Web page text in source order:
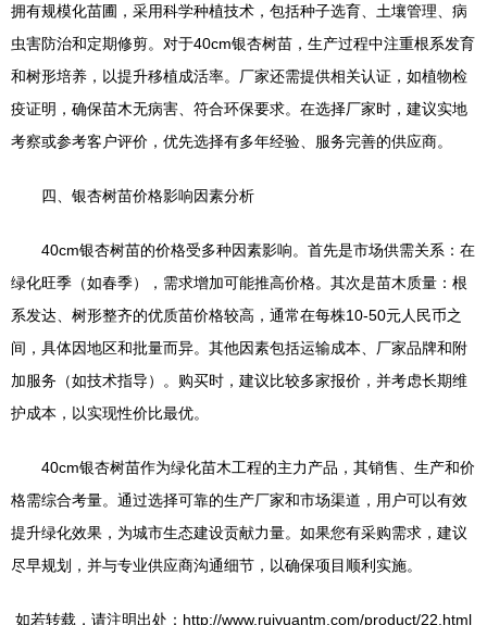
拥有规模化苗圃，采用科学种植技术，包括种子选育、土壤管理、病
虫害防治和定期修剪。对于40cm银杏树苗，生产过程中注重根系发育
和树形培养，以提升移植成活率。厂家还需提供相关认证，如植物检
疫证明，确保苗木无病害、符合环保要求。在选择厂家时，建议实地
考察或参考客户评价，优先选择有多年经验、服务完善的供应商。
四、银杏树苗价格影响因素分析
40cm银杏树苗的价格受多种因素影响。首先是市场供需关系：在
绿化旺季（如春季），需求增加可能推高价格。其次是苗木质量：根
系发达、树形整齐的优质苗价格较高，通常在每株10-50元人民币之
间，具体因地区和批量而异。其他因素包括运输成本、厂家品牌和附
加服务（如技术指导）。购买时，建议比较多家报价，并考虑长期维
护成本，以实现性价比最优。
40cm银杏树苗作为绿化苗木工程的主力产品，其销售、生产和价
格需综合考量。通过选择可靠的生产厂家和市场渠道，用户可以有效
提升绿化效果，为城市生态建设贡献力量。如果您有采购需求，建议
尽早规划，并与专业供应商沟通细节，以确保项目顺利实施。
如若转载，请注明出处：http://www.ruiyuantm.com/product/22.html